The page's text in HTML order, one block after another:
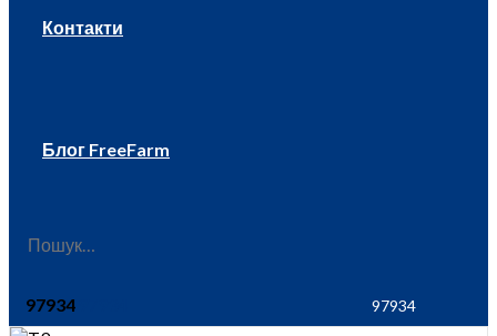
Контакти
Блог FreeFarm
97934